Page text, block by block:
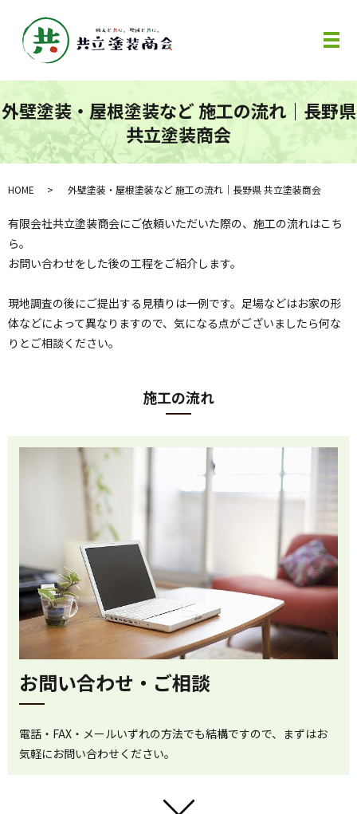
メ
外壁塗装・屋根塗装など 施工の流れ｜長野県
共立塗装商会
HOME 外壁塗装・屋根塗装など 施工の流れ｜長野県 共立塗装商会
有限会社共立塗装商会にご依頼いただいた際の、施工の流れはこち
ら。
お問い合わせをした後の工程をご紹介します。
現地調査の後にご提出する見積りは一例です。足場などはお家の形
体などによって異なりますので、気になる点がございましたら何な
りとご相談ください。
施工の流れ
お問い合わせ・ご相談
電話・FAX・メールいずれの方法でも結構ですので、まずはお
気軽にお問い合わせください。